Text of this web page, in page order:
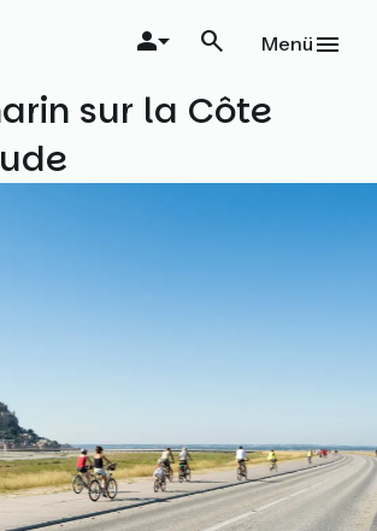
Menü
sur la Côte